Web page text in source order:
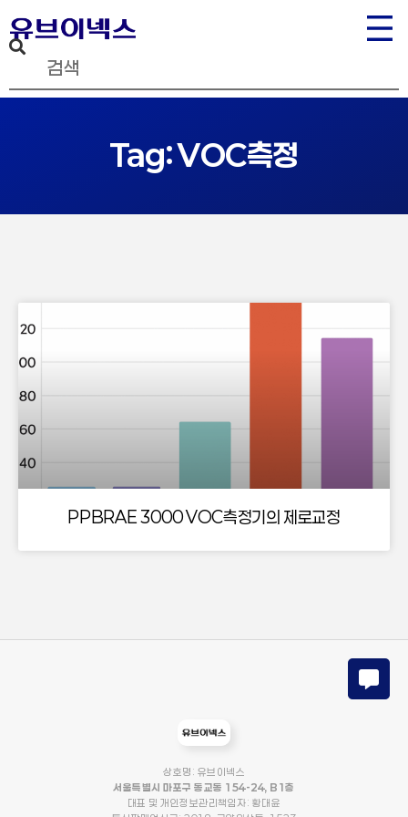
Tag: VOC측정
PPBRAE 3000 VOC측정기의 제로교정
상호명: 유브이넥스
서울특별시 마포구 동교동 154-24, B1층
대표 및 개인정보관리책임자: 황대윤